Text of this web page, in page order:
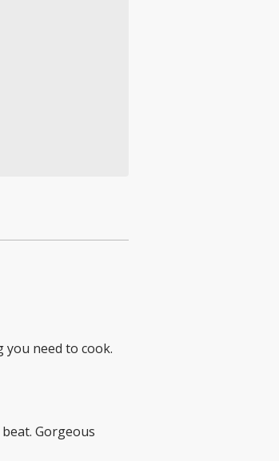
you need to cook.
Gorgeous